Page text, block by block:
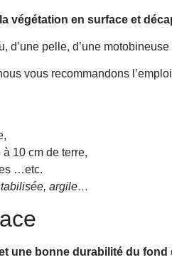
végétation en surface et
d’une pelle, d’une
vous recommandons
à 10 cm de terre,
…etc.
argile…
une bonne durabilité du fond